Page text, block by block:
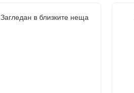
Загледан в близките неща